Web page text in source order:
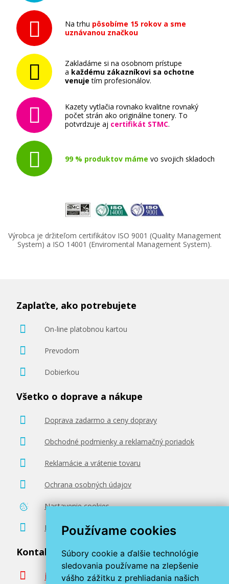
Používame cookies
Súbory cookie a ďalšie technológie
sledovania používame na zlepšenie
vášho zážitku z prehliadania našich
Na trhu pôsobíme 15 rokov a sme
uznávanou značkou
Zakladáme si na osobnom prístupe
a každému zákazníkovi sa ochotne
venuje tím profesionálov.
Kazety vytlačia rovnako kvalitne rovnaký
počet strán ako originálne tonery. To
potvrdzuje aj certifikát STMC.
99 % produktov máme vo svojich skladoch
Výrobca je držiteľom certifikátov ISO 9001 (Quality Management
System) a ISO 14001 (Enviromental Management System).
Zaplaťte, ako potrebujete
On-line platobnou kartou
Prevodom
Dobierkou
Všetko o doprave a nákupe
Doprava zadarmo a ceny dopravy
Obchodné podmienky a reklamačný poriadok
Reklamácie a vrátenie tovaru
Ochrana osobných údajov
Nastavenie cookies
Poradenstvo zadarmo
Kontaktujte nás
info@miroluk.sk